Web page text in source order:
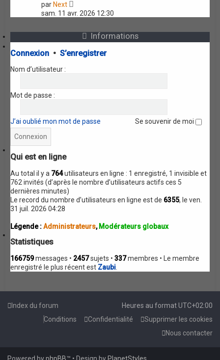
s
a
g
par Next
i
l
e
e
s
sam. 11 avr. 2026 12:30
Informations
Connexion •S’enregistrer
Nom d’utilisateur :
Mot de passe :
J’ai oublié mon mot de passe Se souvenir de moi
Qui est en ligne
Au total il y a 764utilisateurs en ligne : 1 enregistré, 1 invisible et
762 invités (d’après le nombre d’utilisateurs actifs ces 5
dernières minutes)
Le record du nombre d’utilisateurs en ligne est de 6355, le ven.
31 juil. 2026 04:28
Légende :Administrateurs, Modérateurs globaux
Statistiques
166759messages • 2457sujets •337membres • Le membre
enregistré le plus récent est Zaubi
Index du forum Heures au formatUTC+02:00
Supprimer les cookies
Confidentialité
Conditions
Nous contacter